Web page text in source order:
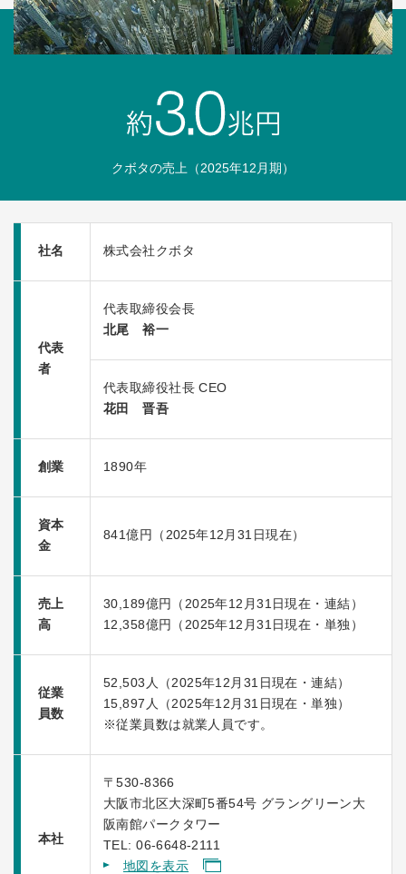
クボタの売上（2025年12月期）
社名 株式会社クボタ
代表
者
代表取締役会長
北尾 裕一
代表取締役社長 CEO
花田 晋吾
創業 1890年
資本
金
841億円（2025年12月31日現在）
売上
高
30,189億円（2025年12月31日現在・連結）
12,358億円（2025年12月31日現在・単独）
従業
員数
52,503人（2025年12月31日現在・連結）
15,897人（2025年12月31日現在・単独）
※従業員数は就業人員です。
本社
〒530-8366
大阪市北区大深町5番54号 グラングリーン大
阪南館パークタワー
TEL: 06-6648-2111
地図を表示